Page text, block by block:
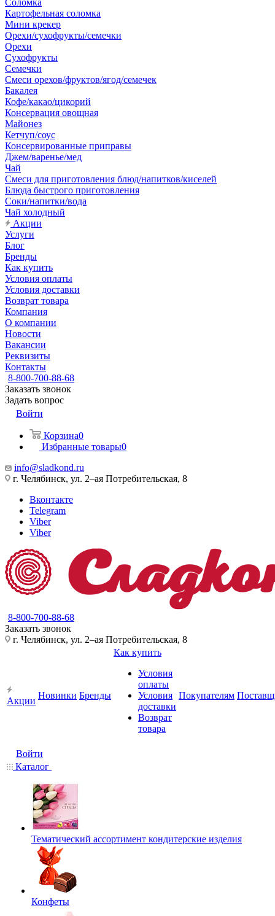
Соломка
Картофельная соломка
Мини крекер
Орехи/сухофрукты/семечки
Орехи
Сухофрукты
Семечки
Смеси орехов/фруктов/ягод/семечек
Бакалея
Кофе/какао/цикорий
Консервация овощная
Майонез
Кетчуп/соус
Консервированные приправы
Джем/варенье/мед
Чай
Смеси для приготовления блюд/напитков/киселей
Блюда быстрого приготовления
Соки/напитки/вода
Чай холодный
Акции
Услуги
Блог
Бренды
Как купить
Условия оплаты
Условия доставки
Возврат товара
Компания
О компании
Новости
Вакансии
Реквизиты
Контакты
8-800-700-88-68
Заказать звонок
Задать вопрос
Войти
Корзина0
Избранные товары0
info@sladkond.ru
г. Челябинск, ул. 2–ая Потребительская, 8
Вконтакте
Telegram
Viber
Viber
8-800-700-88-68
Заказать звонок
г. Челябинск, ул. 2–ая Потребительская, 8
Акции
Новинки Бренды
Как купить
Условия
оплаты
Условия
доставки
Возврат
товара
Покупателям
Войти
Каталог
Тематический ассортимент кондитерские изделия
Конфеты